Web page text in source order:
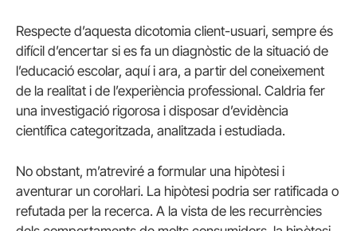
Respecte d’aquesta dicotomia client-usuari, sempre és
difícil d’encertar si es fa un diagnòstic de la situació de
l’educació escolar, aquí i ara, a partir del coneixement
de la realitat i de l’experiència professional. Caldria fer
una investigació rigorosa i disposar d’evidència
científica categoritzada, analitzada i estudiada.
No obstant, m’atreviré a formular una hipòtesi i
aventurar un corol·lari. La hipòtesi podria ser ratificada o
refutada per la recerca. A la vista de les recurrències